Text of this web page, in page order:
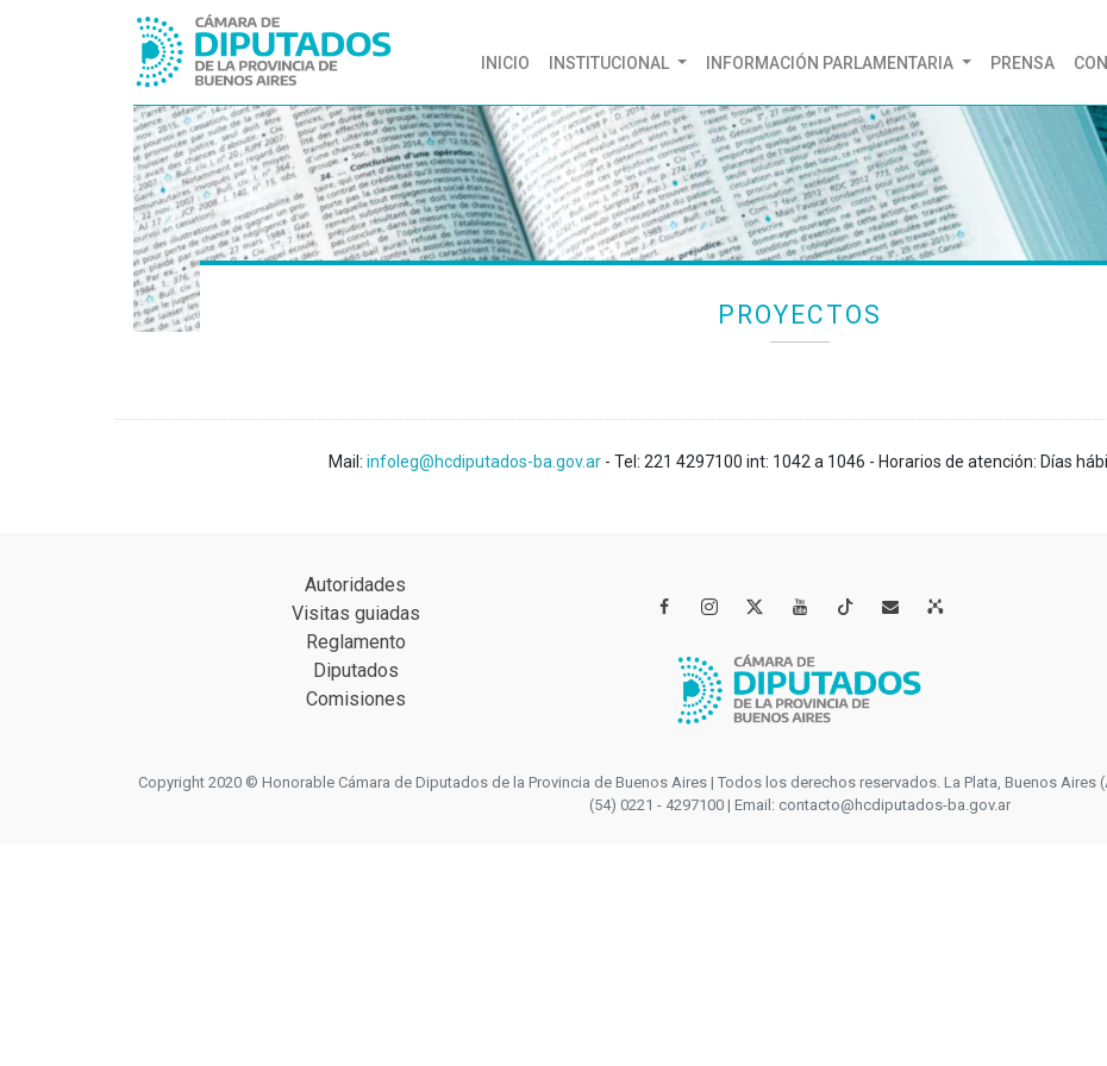
INICIO (CURRENT)
INSTITUCIONAL INFORMACIÓN PARLAMENTARIA PRENSA
PROYECTOS
Mail: infoleg@hcdiputados-ba.gov.ar - Tel: 221 4297100 int: 1042 a 1046 - Horarios de atención: Días
Autoridades
Visitas guiadas
Reglamento
Diputados
Comisiones
   
Copyright 2020 © Honorable Cámara de Diputados de la Provincia de Buenos Aires | Todos los derechos reservados. La Plata, Buenos Aires
(54) 0221 - 4297100 | Email: contacto@hcdiputados-ba.gov.ar